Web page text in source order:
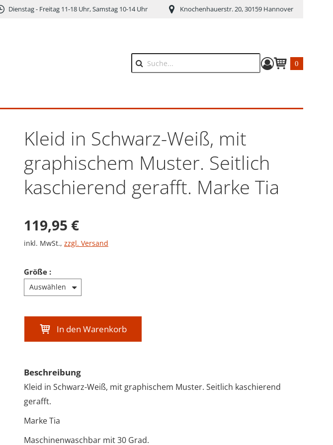
Dienstag - Freitag 11-18 Uhr, Samstag 10-14 Uhr Knochenhauerstr. 20, 30159 Hannover
0
Kleid in Schwarz-Weiß, mit
graphischem Muster. Seitlich
kaschierend gerafft. Marke Tia
Verkaufspreis: 119,95 €
119,95 €
inkl. MwSt., zzgl. Versand
Größe :
In den Warenkorb
Beschreibung
Kleid in Schwarz-Weiß, mit graphischem Muster. Seitlich kaschierend
gerafft.
Marke Tia
Maschinenwaschbar mit 30 Grad.